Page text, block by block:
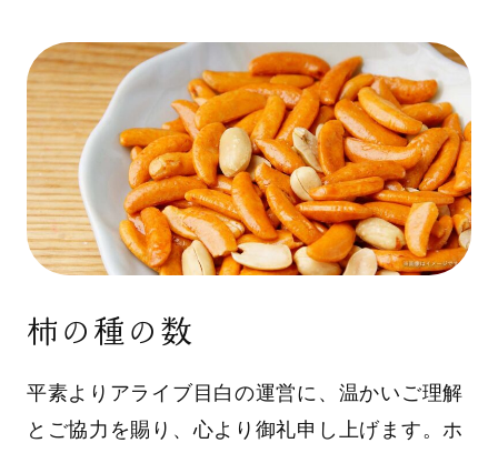
柿の種の数
平素よりアライブ目白の運営に、温かいご理解
とご協力を賜り、心より御礼申し上げます。ホ